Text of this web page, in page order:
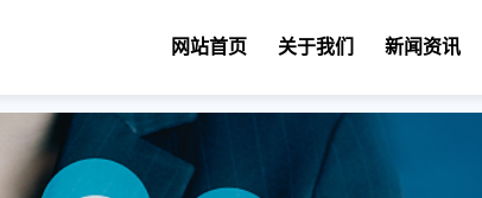
网站首页 关于我们 新闻资讯